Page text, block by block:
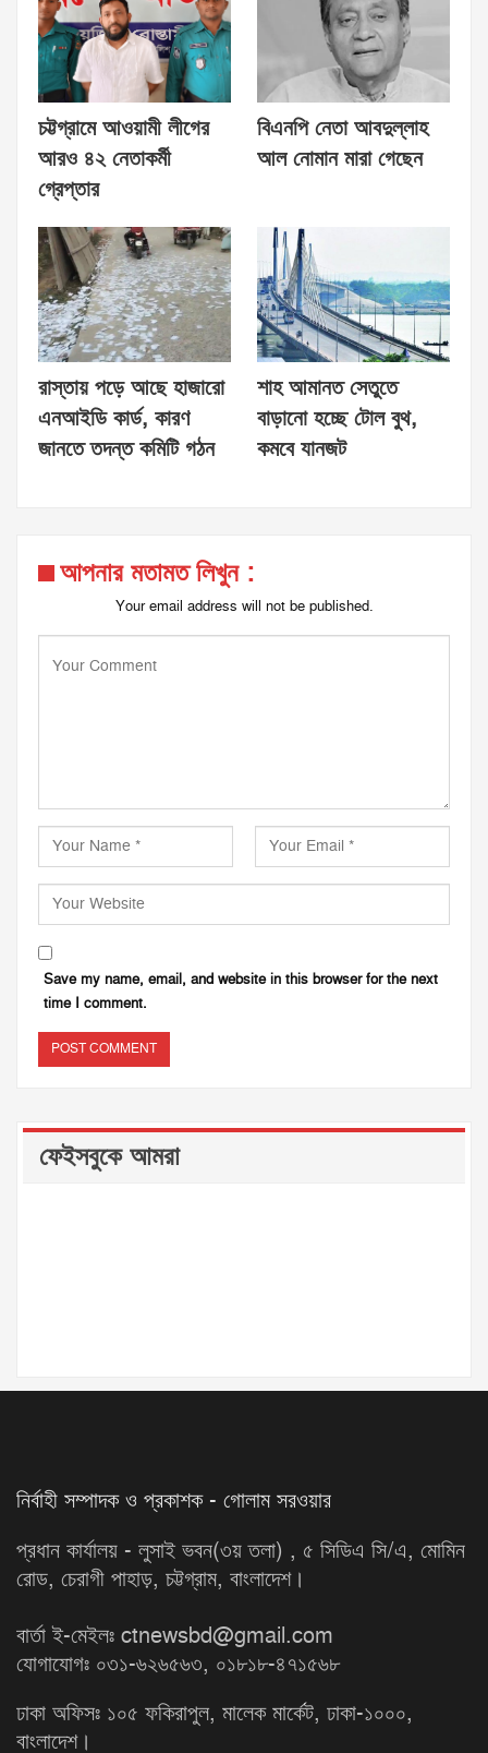
চট্টগ্রামে আওয়ামী লীগের
আরও ৪২ নেতাকর্মী
গ্রেপ্তার
বিএনপি নেতা আবদুল্লাহ
আল নোমান মারা গেছেন
রাস্তায় পড়ে আছে হাজারো
এনআইডি কার্ড, কারণ
জানতে তদন্ত কমিটি গঠন
শাহ আমানত সেতুতে
বাড়ানো হচ্ছে টোল বুথ,
কমবে যানজট
আপনার মতামত লিখুন :
Your email address will not be published.
Save my name, email, and website in this browser for the next
time I comment.
ফেইসবুকে আমরা
নির্বাহী সম্পাদক ও প্রকাশক - গোলাম সরওয়ার
প্রধান কার্যালয় - লুসাই ভবন(৩য় তলা) , ৫ সিডিএ সি/এ, মোমিন
রোড, চেরাগী পাহাড়, চট্টগ্রাম, বাংলাদেশ।
বার্তা ই-মেইলঃ ctnewsbd@gmail.com
যোগাযোগঃ ০৩১-৬২৬৫৬৩, ০১৮১৮-৪৭১৫৬৮
ঢাকা অফিসঃ ১০৫ ফকিরাপুল, মালেক মার্কেট, ঢাকা-১০০০,
বাংলাদেশ।